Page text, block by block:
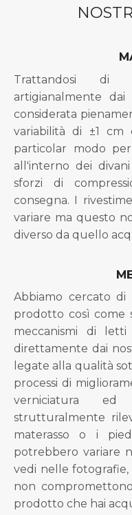
Trattandosi di
artigianalmente
considerata
variabilità di ±1 cm
particolar modo
all'interno dei
sforzi di
consegna. I
variare ma questo
diverso da quello
Abbiamo cercato di
prodotto così come
meccanismi di
direttamente dai
legate alla qualità
processi di
verniciatura ed
strutturalmente
materasso o i
potrebbero variare
vedi nelle
non
prodotto che hai